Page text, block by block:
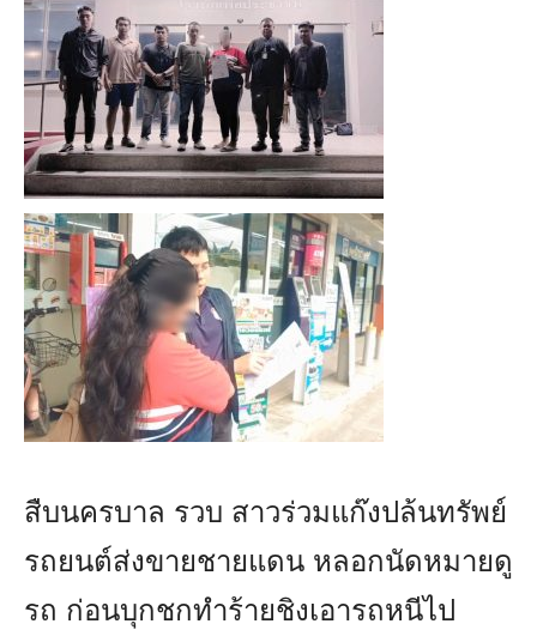
สืบนครบาล รวบ สาวร่วมแก๊งปล้นทรัพย์
รถยนต์ส่งขายชายแดน หลอกนัดหมายดู
รถ ก่อนบุกชกทำร้ายชิงเอารถหนีไป